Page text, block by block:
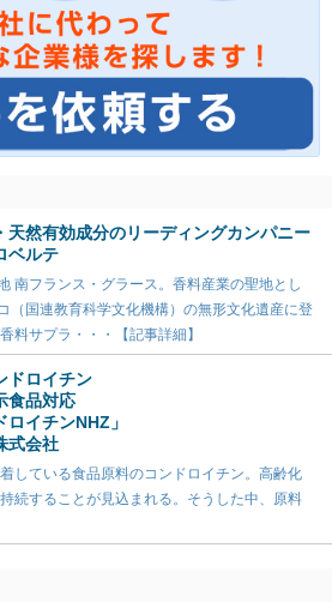
天然有効成分のリーディングカンパニー
ベルテ
南フランス・グラース。香料産業の聖地とし
（国連教育科学文化機構）の無形文化遺産に登
料サプラ・・・【記事詳細】
ドロイチン
食品対応
ロイチンNHZ」
式会社
している食品原料のコンドロイチン。高齢化
続することが見込まれる。そうした中、原料